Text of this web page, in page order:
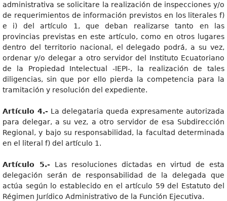
administrativa se solicitare la realización de inspecciones y/o
de requerimientos de información previstos en los literales f)
e i) del artículo 1, que deban realizarse tanto en las
provincias previstas en este artículo, como en otros lugares
dentro del territorio nacional, el delegado podrá, a su vez,
ordenar y/o delegar a otro servidor del Instituto Ecuatoriano
de la Propiedad Intelectual -IEPI-, la realización de tales
diligencias, sin que por ello pierda la competencia para la
tramitación y resolución del expediente.
Artículo 4.- La delegataria queda expresamente autorizada
para delegar, a su vez, a otro servidor de esa Subdirección
Regional, y bajo su responsabilidad, la facultad determinada
en el literal f) del artículo 1.
Artículo 5.- Las resoluciones dictadas en virtud de esta
delegación serán de responsabilidad de la delegada que
actúa según lo establecido en el artículo 59 del Estatuto del
Régimen Jurídico Administrativo de la Función Ejecutiva.